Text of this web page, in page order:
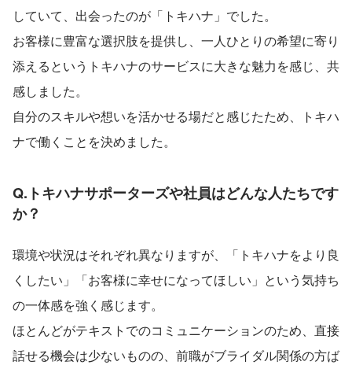
していて、出会ったのが「トキハナ」でした。
お客様に豊富な選択肢を提供し、一人ひとりの希望に寄り
添えるというトキハナのサービスに大きな魅力を感じ、共
感しました。
自分のスキルや想いを活かせる場だと感じたため、トキハ
ナで働くことを決めました。
Q.トキハナサポーターズや社員はどんな人たちです
か？
環境や状況はそれぞれ異なりますが、「トキハナをより良
くしたい」「お客様に幸せになってほしい」という気持ち
の一体感を強く感じます。
ほとんどがテキストでのコミュニケーションのため、直接
話せる機会は少ないものの、前職がブライダル関係の方ば